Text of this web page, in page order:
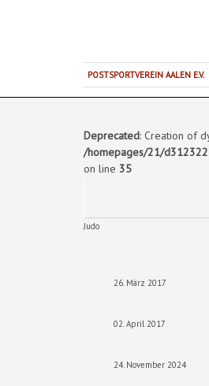
POSTSPORTVEREIN AALEN E.V.
Deprecated: Creation of
/homepages/21/
on line 35
Judo
26. März 2017
02. April 2017
24. November 2024